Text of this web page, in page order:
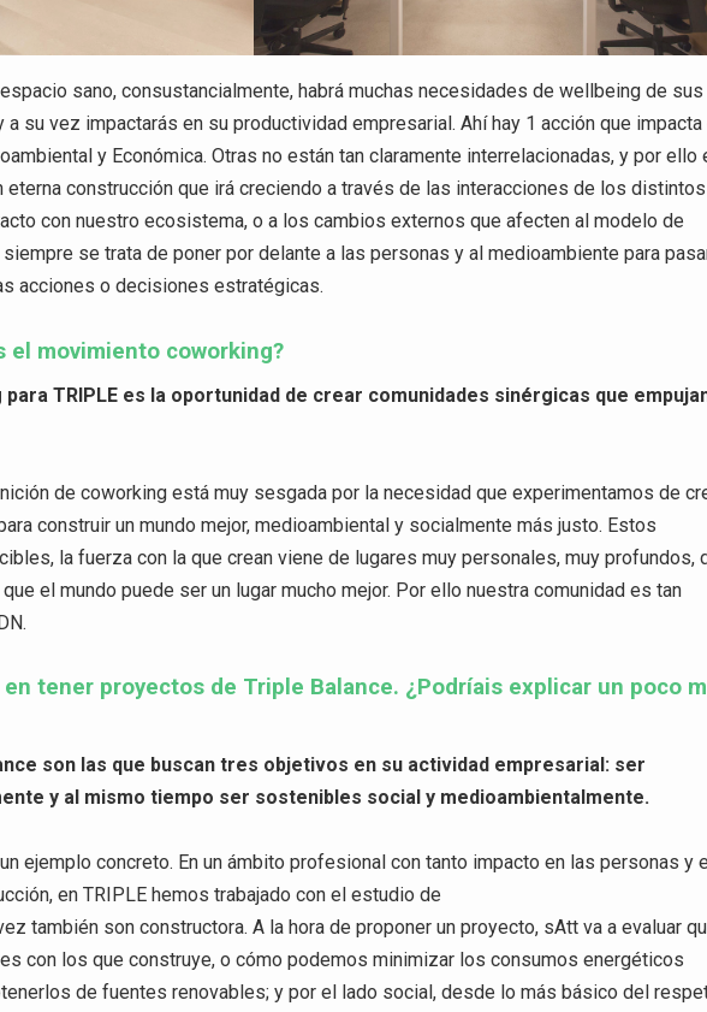
sano, consustancialmente, habrá muchas necesidades de wellbeing de sus
su vez impactarás en su productividad empresarial. Ahí hay 1 acción que impacta
y Económica. Otras no están tan claramente interrelacionadas, y por ello
eterna construcción que irá creciendo a través de las interacciones de los distintos
con nuestro ecosistema, o a los cambios externos que afecten al modelo de
se trata de poner por delante a las personas y al medioambiente para
acciones o decisiones estratégicas.
el movimiento coworking?
TRIPLE es la oportunidad de crear comunidades sinérgicas que
de coworking está muy sesgada por la necesidad que experimentamos de
construir un mundo mejor, medioambiental y socialmente más justo. Estos
la fuerza con la que crean viene de lugares muy personales, muy profundos,
el mundo puede ser un lugar mucho mejor. Por ello nuestra comunidad es tan
tener proyectos de Triple Balance. ¿Podríais explicar un poco
son las que buscan tres objetivos en su actividad empresarial: ser
y al mismo tiempo ser sostenibles social y medioambientalmente.
ejemplo concreto. En un ámbito profesional con tanto impacto en las personas y
en TRIPLE hemos trabajado con el estudio de
también son constructora. A la hora de proponer un proyecto, sAtt va a evaluar
con los que construye, o cómo podemos minimizar los consumos energéticos
de fuentes renovables; y por el lado social, desde lo más básico del